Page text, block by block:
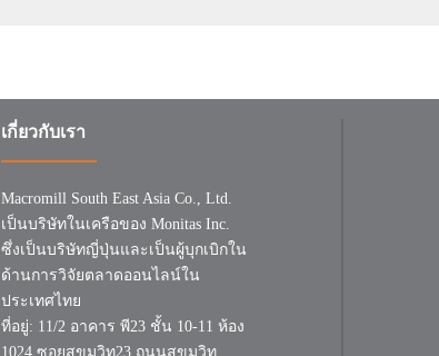
เกี่ยวกับเรา
Macromill South East Asia Co., Ltd.
เป็นบริษัทในเครือของ Monitas Inc.
ซึ่งเป็นบริษัทญี่ปุ่นและเป็นผู้บุกเบิกใน
ด้านการวิจัยตลาดออนไลน์ใน
ประเทศไทย
ที่อยู่: 11/2 อาคาร พี23 ชั้น 10-11 ห้อง
1024 ซอยสุขุมวิท23 ถนนสุขุมวิท